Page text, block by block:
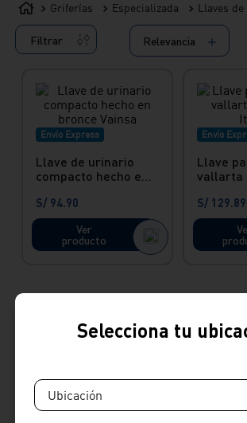
Griferías Especializada Llaves
Relevancia
Filtrar
Envío Express
Llave de urinario
compacto hecho en
S/ 94.90
Ver
producto
Envío
Llave
vallarta
S/ 129.89
Comprar llave para
urinario
Maximiza la eficiencia y la higiene en tu espacio
llaves de urinario en Vainsa Innova, diseñadas para
Selecciona tu
Ubicación